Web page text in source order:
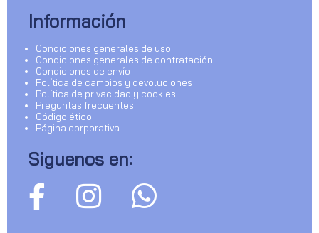
Información
Condiciones generales de uso
Condiciones generales de contratación
Condiciones de envío
Política de cambios y devoluciones
Política de privacidad y cookies
Preguntas frecuentes
Código ético
Página corporativa
Siguenos en: